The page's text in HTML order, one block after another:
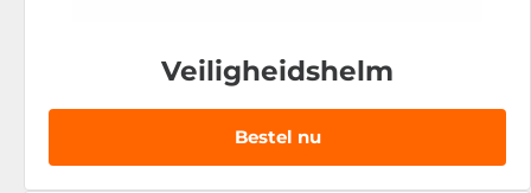
Veiligheidshelm
Bestel nu